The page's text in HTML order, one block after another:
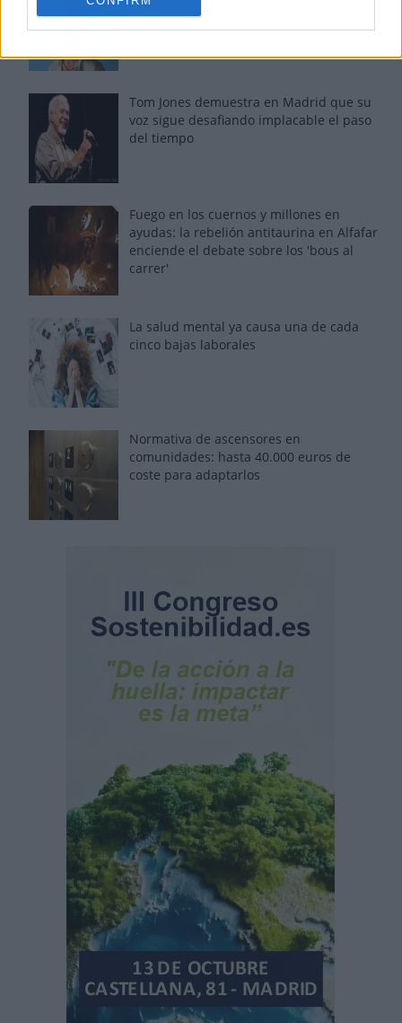
ordenados de mejor a peor
Tom Jones demuestra en Madrid que su
voz sigue desafiando implacable el paso
del tiempo
Fuego en los cuernos y millones en
ayudas: la rebelión antitaurina en Alfafar
enciende el debate sobre los 'bous al
carrer'
La salud mental ya causa una de cada
cinco bajas laborales
Normativa de ascensores en
comunidades: hasta 40.000 euros de
coste para adaptarlos